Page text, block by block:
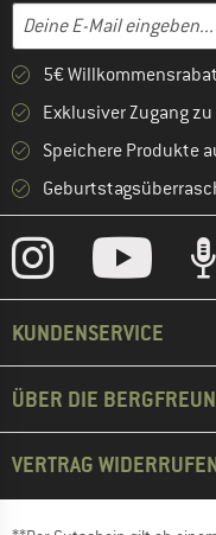
E-Mail-Adresse
Gib hier deine E-Mail-
5€
Exklusiver Zugang
Speichere Produkte
KUNDENSERVICE
ÜBER DIE
VERTRAG